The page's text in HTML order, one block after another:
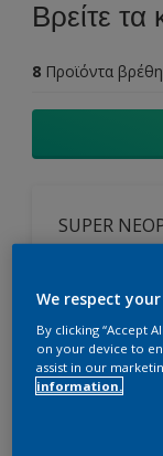
Βρείτε
8 Προϊόντα
SUPER
We respect
By clicking “Accept
on your device to
assist in our
information.